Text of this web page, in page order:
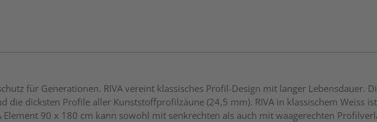
für Generationen. RIVA vereint klassisches Profil-Design mit langer Lebensdauer.
dicksten Profile aller Kunststoffprofilzäune (24,5 mm). RIVA in klassischem Weiss
Element 90 x 180 cm kann sowohl mit senkrechten als auch mit waagerechten